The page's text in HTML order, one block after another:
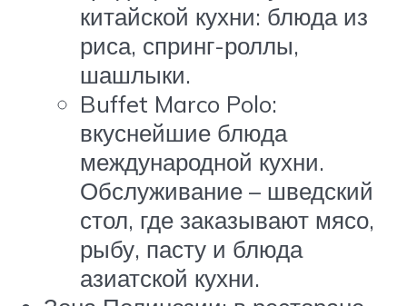
китайской кухни: блюда из
риса, спринг-роллы,
шашлыки.
Buffet Marco Polo:
вкуснейшие блюда
международной кухни.
Обслуживание – шведский
стол, где заказывают мясо,
рыбу, пасту и блюда
азиатской кухни.